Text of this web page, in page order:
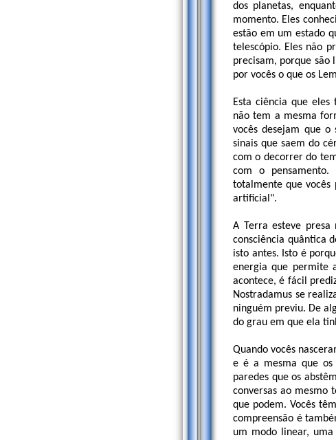
dos planetas,
momento. Eles
estão em um estado
telescópio. Eles não
precisam, porque são
por vocês o que os
Esta ciência que
não tem a mesma
vocês desejam que o
sinais que saem do
com o decorrer do
com o pensamento.
totalmente que vocês
artificial".
A Terra esteve
consciência quântica
isto antes. Isto é
energia que permite
acontece, é fácil
Nostradamus se
ninguém previu. De
do grau em que ela
Quando vocês
e é a mesma que os
paredes que os
conversas ao mesmo
que podem. Vocês
compreensão é
um modo linear, uma